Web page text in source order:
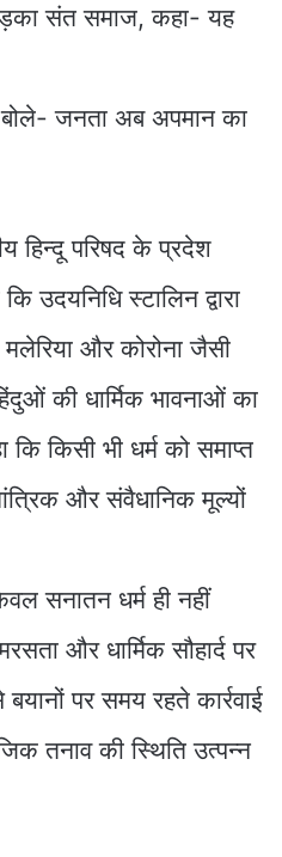
संत समाज, कहा- यह
जनता अब अपमान का
हिन्दू परिषद के प्रदेश
उदयनिधि स्टालिन द्वारा
और कोरोना जैसी
की धार्मिक भावनाओं का
किसी भी धर्म को समाप्त
और संवैधानिक मूल्यों
सनातन धर्म ही नहीं
और धार्मिक सौहार्द पर
पर समय रहते कार्रवाई
तनाव की स्थिति उत्पन्न